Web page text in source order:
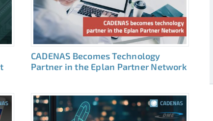
CADENAS Becomes Technology
Partner in the Eplan Partner Network